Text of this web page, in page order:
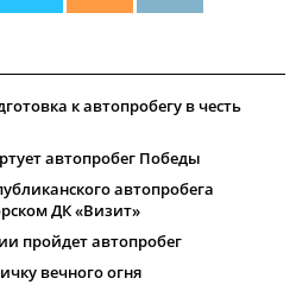
к автопробегу в честь
автопробег Победы
автопробега
ДК «Визит»
пройдет автопробег
вечного огня